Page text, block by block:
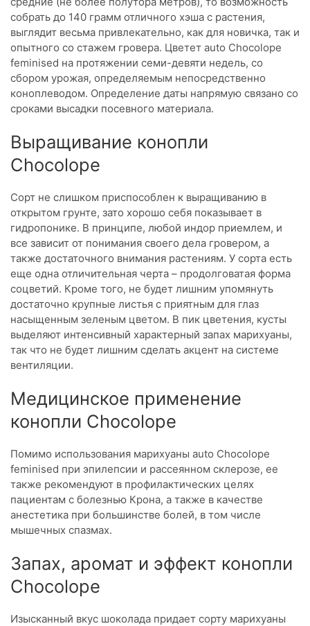
собрать до 140 грамм отличного хэша с растения,
выглядит весьма привлекательно, как для новичка, так и
опытного со стажем гровера. Цветет auto Chocolope
feminised на протяжении семи-девяти недель, со
сбором урожая, определяемым непосредственно
коноплеводом. Определение даты напрямую связано со
сроками высадки посевного материала.
Выращивание конопли
Chocolope
Сорт не слишком приспособлен к выращиванию в
открытом грунте, зато хорошо себя показывает в
гидропонике. В принципе, любой индор приемлем, и
все зависит от понимания своего дела гровером, а
также достаточного внимания растениям. У сорта есть
еще одна отличительная черта – продолговатая форма
соцветий. Кроме того, не будет лишним упомянуть
достаточно крупные листья с приятным для глаз
насыщенным зеленым цветом. В пик цветения, кусты
выделяют интенсивный характерный запах марихуаны,
так что не будет лишним сделать акцент на системе
вентиляции.
Медицинское применение
конопли Chocolope
Помимо использования марихуаны auto Chocolope
feminised при эпилепсии и рассеянном склерозе, ее
также рекомендуют в профилактических целях
пациентам с болезнью Крона, а также в качестве
анестетика при большинстве болей, в том числе
мышечных спазмах.
Запах, аромат и эффект конопли
Chocolope
Изысканный вкус шоколада придает сорту марихуаны